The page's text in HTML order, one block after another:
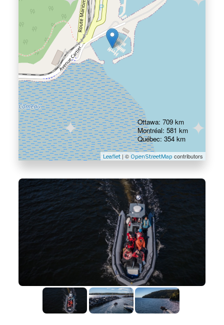
Leaflet| ©OpenStreetMap contributors
Ottawa: 709 km
Montréal: 581 km
Québec: 354 km